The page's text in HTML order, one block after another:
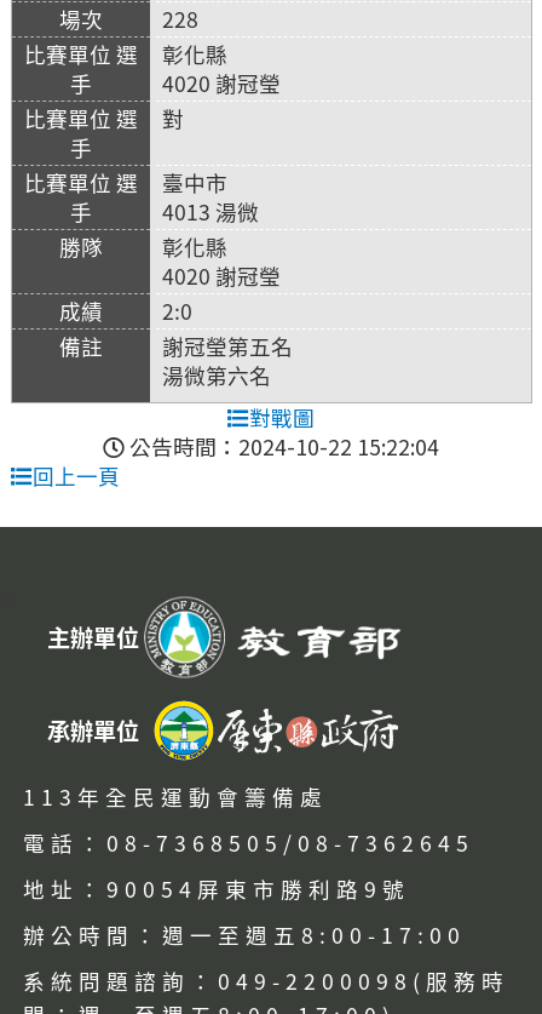
228
彰化縣
4020 謝冠瑩
對
臺中市
4013 湯微
彰化縣
4020 謝冠瑩
2:0
謝冠瑩第五名
湯微第六名
對戰圖
公告時間：2024-10-22 15:22:04
回上一頁
主辦單位
承辦單位
113年全民運動會籌備處
電話：08-7368505/08-7362645
地址：90054屏東市勝利路9號
辦公時間：週一至週五8:00-17:00
系統問題諮詢：049-2200098(服務時